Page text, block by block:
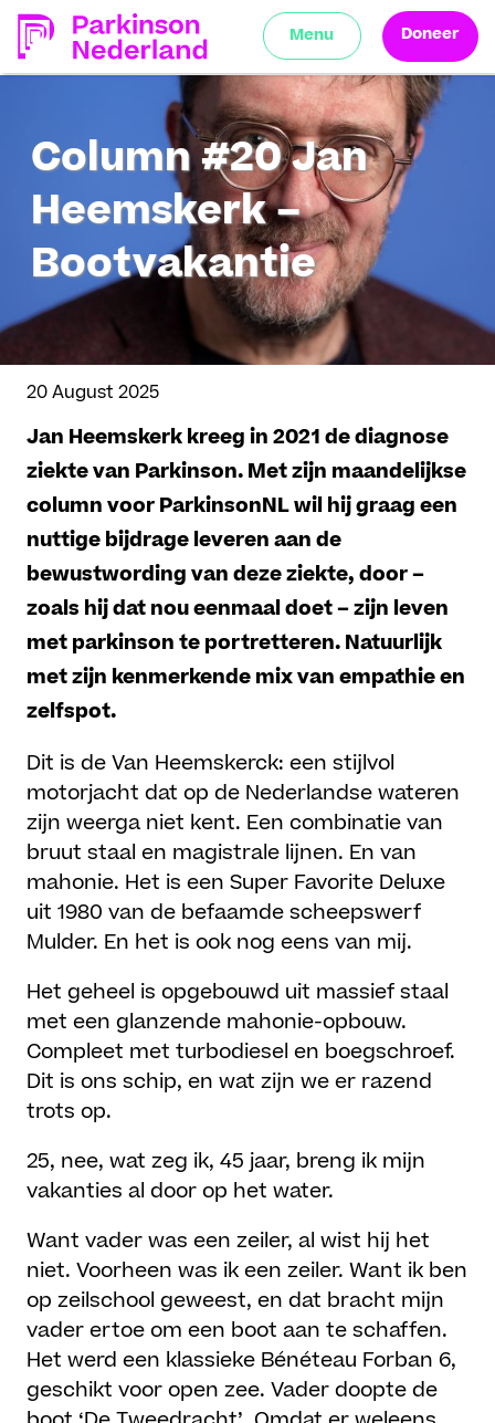
Menu Doneer
Column #20 Jan
Heemskerk –
Bootvakantie
20 August 2025
Jan Heemskerk kreeg in 2021 de diagnose
ziekte van Parkinson. Met zijn maandelijkse
column voor ParkinsonNL wil hij graag een
nuttige bijdrage leveren aan de
bewustwording van deze ziekte, door –
zoals hij dat nou eenmaal doet – zijn leven
met parkinson te portretteren. Natuurlijk
met zijn kenmerkende mix van empathie en
zelfspot.
Dit is de Van Heemskerck: een stijlvol
motorjacht dat op de Nederlandse wateren
zijn weerga niet kent. Een combinatie van
bruut staal en magistrale lijnen. En van
mahonie. Het is een Super Favorite Deluxe
uit 1980 van de befaamde scheepswerf
Mulder. En het is ook nog eens van mij.
Het geheel is opgebouwd uit massief staal
met een glanzende mahonie-opbouw.
Compleet met turbodiesel en boegschroef.
Dit is ons schip, en wat zijn we er razend
trots op.
25, nee, wat zeg ik, 45 jaar, breng ik mijn
vakanties al door op het water.
Want vader was een zeiler, al wist hij het
niet. Voorheen was ik een zeiler. Want ik ben
op zeilschool geweest, en dat bracht mijn
vader ertoe om een boot aan te schaffen.
Het werd een klassieke Bénéteau Forban 6,
geschikt voor open zee. Vader doopte de